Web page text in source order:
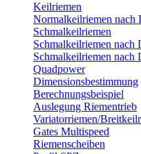
Keilriemen
Normalkeilriemen nach
Schmalkeilriemen
Schmalkeilriemen nach
Schmalkeilriemen
Quadpower
Dimensionsbestimmung
Berechnungsbeispiel
Auslegung Riementrieb
Variatorriemen/
Gates Multispeed
Riemenscheiben